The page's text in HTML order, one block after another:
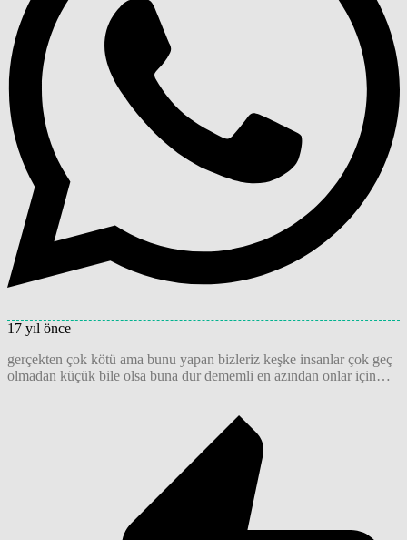
17 yıl önce
gerçekten çok kötü ama bunu yapan bizleriz keşke insanlar çok geç
olmadan küçük bile olsa buna dur dememli en azından onlar için…